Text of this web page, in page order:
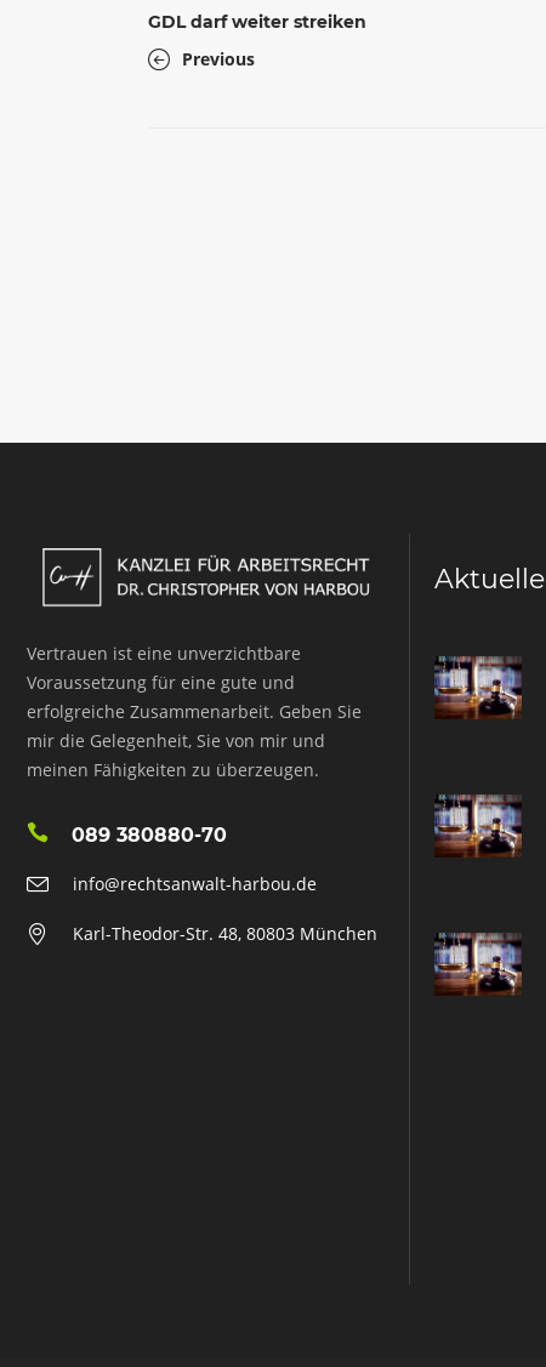
GDL darf weiter streiken
Previous
Vertrauen ist eine unverzichtbare
Voraussetzung für eine gute und
erfolgreiche Zusammenarbeit. Geben Sie
mir die Gelegenheit, Sie von mir und
meinen Fähigkeiten zu überzeugen.
089 380880-70
info@rechtsanwalt-harbou.de
Karl-Theodor-Str. 48, 80803 München